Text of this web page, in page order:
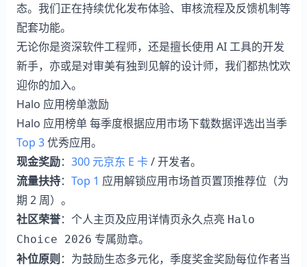
态。我们正在持续优化发布体验、审核流程及反馈机制等
配套功能。
无论你是资深软件工程师，还是擅长使用 AI 工具的开发
新手，亦或是对审美有独到见解的设计师，我们都热忱欢
迎你的加入。
Halo 应用榜单激励
Halo 应用榜单每季度根据应用市场下载数据评选出当季
Top 3优秀应用。
现金奖励： 300 元京东 E 卡/ 开发者。
流量扶持： Top 1 应用解锁应用市场首页置顶推荐位（为
期 2 周）。
社区荣誉：个人主页及应用详情页永久点亮 Halo
Choice 2026 专属勋章。
补位原则 ：为鼓励生态多元化，季度奖金奖励每位作者当